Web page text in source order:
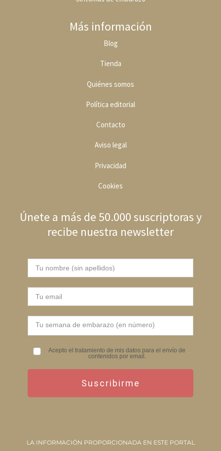
Más información
Blog
Tienda
Quiénes somos
Política editorial
Contacto
Aviso legal
Privacidad
Cookies
Únete a más de 50.000 suscriptoras y
recibe nuestra newsletter
Acepto el tratamiento de mis datos para el envío de
contenidos por email.
Suscribirme
LA INFORMACIÓN PROPORCIONADA EN ESTE PORTAL